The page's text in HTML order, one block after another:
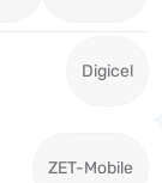
Digicel
ZET-Mobile